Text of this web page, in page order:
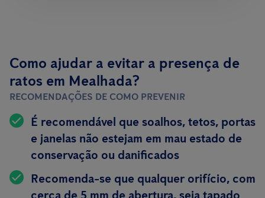
Como ajudar a evitar a presença de
ratos em Mealhada?
RECOMENDAÇÕES DE COMO PREVENIR
É recomendável que soalhos, tetos, portas
e janelas não estejam em mau estado de
conservação ou danificados
Recomenda-se que qualquer orifício, com
cerca de 5 mm de abertura, seja tapado